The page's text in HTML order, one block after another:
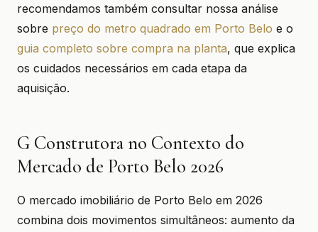
recomendamos também consultar nossa análise
sobre preço do metro quadrado em Porto Belo e o
guia completo sobre compra na planta, que explica
os cuidados necessários em cada etapa da
aquisição.
G Construtora no Contexto do
Mercado de Porto Belo 2026
O mercado imobiliário de Porto Belo em 2026
combina dois movimentos simultâneos: aumento da